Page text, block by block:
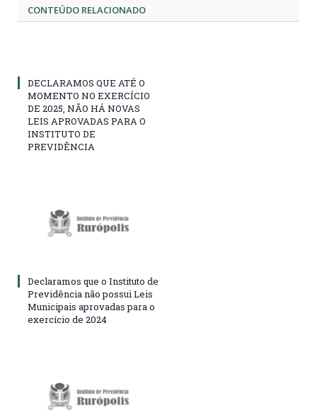
CONTEÚDO RELACIONADO
DECLARAMOS QUE ATÉ O
MOMENTO NO EXERCÍCIO
DE 2025, NÃO HÁ NOVAS
LEIS APROVADAS PARA O
INSTITUTO DE
PREVIDÊNCIA
Declaramos que o Instituto de
Previdência não possui Leis
Municipais aprovadas para o
exercício de 2024